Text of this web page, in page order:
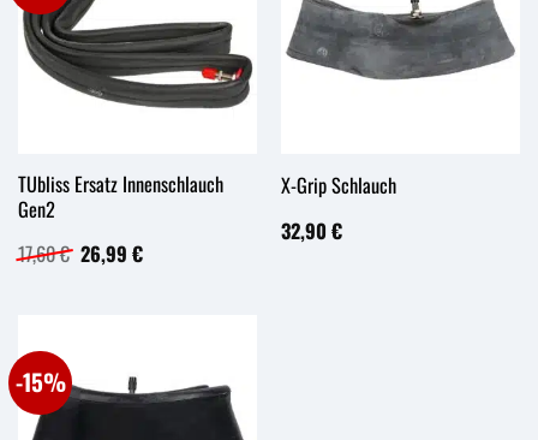
TUbliss Ersatz Innenschlauch
Gen2
17,60€ Ursprünglicher
Preis
26,99 €Aktueller
Preis
X-Grip Schlauch
32,90 €
-15%